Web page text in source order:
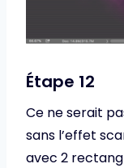
Étape 12
Ce ne serait
sans l’effet
avec 2